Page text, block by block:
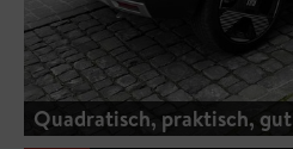
Quadratisch, praktisch, gut